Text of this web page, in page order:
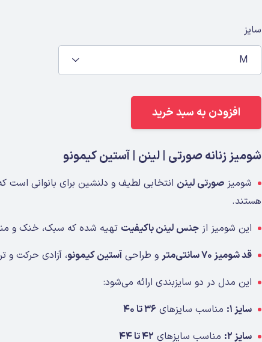
سایز
M
افزودن به سبد خرید
شومیز زنانه صورتی | لینن | آستین کیمونو
شومیز صورتی لینن انتخابی لطیف و دلنشین برای بانوانی است
هستند.
این شومیز از جنس لینن باکیفیت تهیه شده که سبک، خنک و
قد شومیز ۷۰ سانتی‌متر
و طراحی آستین کیمونو، آزادی حرکت و
این مدل در دو سایزبندی ارائه می‌شود:
سایز ۱:
مناسب سایزهای ۳۶ تا ۴۰
سایز ۲:
مناسب سایزهای ۴۲ تا ۴۴